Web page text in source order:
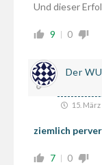
Und dieser
9 0
Der
15.
ziemlich
7 0